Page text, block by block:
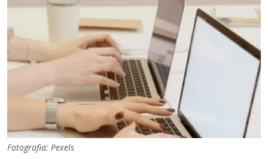
Fotografia: Pexels